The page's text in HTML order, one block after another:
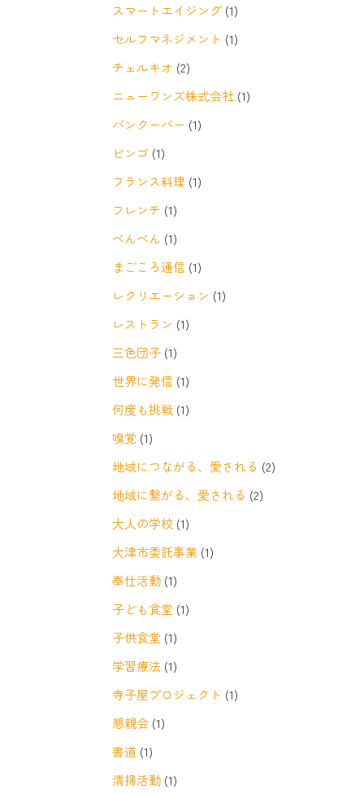
スマートエイジング (1)
セルフマネジメント (1)
チェルキオ (2)
ニューワンズ株式会社 (1)
バンクーバー (1)
ビンゴ (1)
フランス料理 (1)
フレンチ (1)
べんべん (1)
まごころ通信 (1)
レクリエーション (1)
レストラン (1)
三色団子 (1)
世界に発信 (1)
何度も挑戦 (1)
嗅覚 (1)
地域につながる、愛される (2)
地域に繋がる、愛される (2)
大人の学校 (1)
大津市委託事業 (1)
奉仕活動 (1)
子ども食堂 (1)
子供食堂 (1)
学習療法 (1)
寺子屋プロジェクト (1)
懇親会 (1)
書道 (1)
清掃活動 (1)